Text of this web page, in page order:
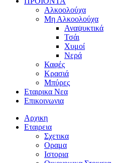
Αλκοολούχα
Μη Αλκοολούχα
Αναψυκτικά
Τσάι
Χυμοί
Νερά
Καφές
Κρασιά
Μπύρες
Εταιρικα Νεα
Επικοινωνια
Αρχικη
Εταιρεια
Σχετικα
Οραμα
Ιστορια